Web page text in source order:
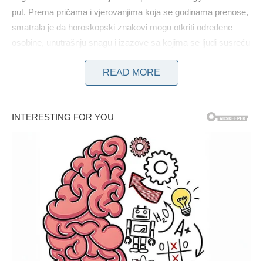
put. Prema pričama i vjerovanjima koja se godinama prenose,
smatrala je da horoskopski znakovi mogu otkriti određene
osobine, unutrašnju snagu i izazove sa kojima se ljudi susreću
Iako astrologija nema naučnu potvrdu i mnogi je posmatraju
pažnjom prati ovakva tumačenja. Mnogi u njima pokušavaju
pronaći objašnjenje za životne situacije, motivaciju za
budućnost ili bolje razumijevanje sopstvenog karaktera.
Prema tumačenjima koja se povezuju sa Baba Vangom, neki
horoskopski znakovi prolaze kroz velike životne promjene i
emotivne izazove, dok drugi imaju izraženu intuiciju,
sposobnost prilagođavanja ili sreću koja ih prati u ključnim
trenucima života.
Škorpije i Ribe – znakovi koji duboko osjećaju životne
READ MORE